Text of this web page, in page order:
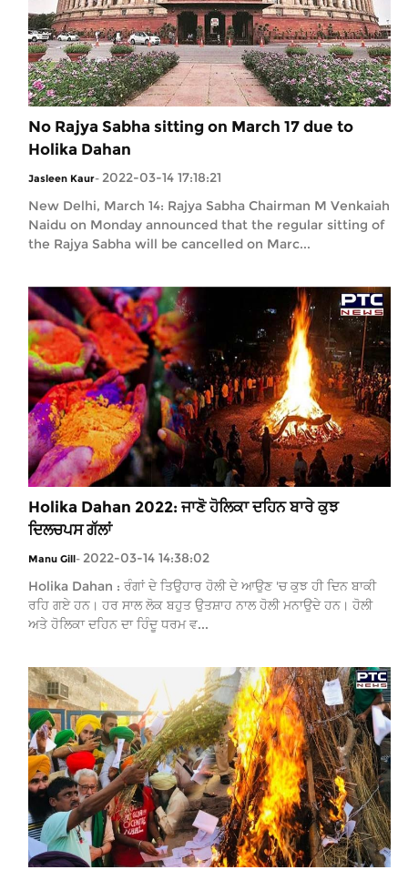
No Rajya Sabha sitting on March 17 due to
Holika Dahan
Jasleen Kaur- 2022-03-14 17:18:21
New Delhi, March 14: Rajya Sabha Chairman M Venkaiah
Naidu on Monday announced that the regular sitting of
the Rajya Sabha will be cancelled on Marc...
Holika Dahan 2022: ਜਾਣੋ ਹੋਲਿਕਾ ਦਹਿਨ ਬਾਰੇ ਕੁਝ
ਦਿਲਚਪਸ ਗੱਲਾਂ
Manu Gill- 2022-03-14 14:38:02
Holika Dahan : ਰੰਗਾਂ ਦੇ ਤਿਉਹਾਰ ਹੋਲੀ ਦੇ ਆਉਣ 'ਚ ਕੁਝ ਹੀ ਦਿਨ ਬਾਕੀ
ਰਹਿ ਗਏ ਹਨ। ਹਰ ਸਾਲ ਲੋਕ ਬਹੁਤ ਉਤਸ਼ਾਹ ਨਾਲ ਹੋਲੀ ਮਨਾਉਦੇ ਹਨ। ਹੋਲੀ
ਅਤੇ ਹੋਲਿਕਾ ਦਹਿਨ ਦਾ ਹਿੰਦੂ ਧਰਮ ਵ...